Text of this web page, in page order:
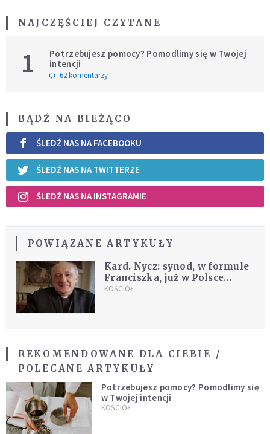
NAJCZĘŚCIEJ CZYTANE
1
Potrzebujesz pomocy? Pomodlimy się w Twojej
intencji
62 komentarzy
BĄDŹ NA BIEŻĄCO
ŚLEDŹ NAS NA FACEBOOKU
ŚLEDŹ NAS NA TWITTERZE
ŚLEDŹ NAS NA INSTAGRAMIE
POWIĄZANE ARTYKUŁY
Kard. Nycz: synod, w formule
Franciszka, już w Polsce
kiedyś się odbył
KOŚCIÓŁ
REKOMENDOWANE DLA CIEBIE /
POLECANE ARTYKUŁY
Potrzebujesz pomocy? Pomodlimy się
w Twojej intencji
KOŚCIÓŁ